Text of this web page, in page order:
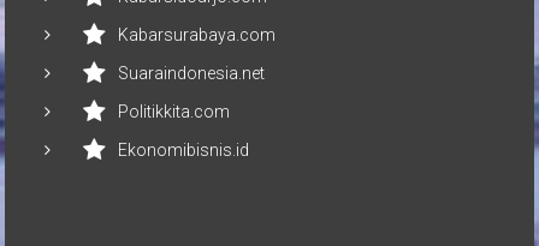
Kabarsurabaya.com
Suaraindonesia.net
Politikkita.com
Ekonomibisnis.id